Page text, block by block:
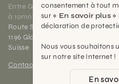
Entre Genève et Lausanne,
à 10mn de Nyon
Route Suisse 40
1196 Gland (VD)
Suisse
Contact et horaires
consentement à tout
sur « En savoir plus »
déclaration de
Nous vous souhaitons
sur notre site Internet !
En